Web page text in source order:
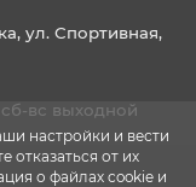
настройки и вести
отказаться от их
о файлах cookie и
ул. Спортивная,
вс выходной